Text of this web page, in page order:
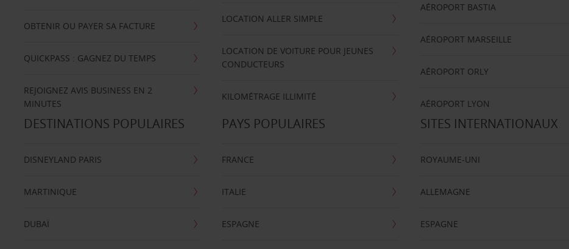
OBTENIR OU PAYER SA FACTURE
QUICKPASS : GAGNEZ DU TEMPS
REJOIGNEZ AVIS BUSINESS EN 2
MINUTES
LOCATION ALLER SIMPLE
LOCATION DE VOITURE POUR JEUNES
CONDUCTEURS
KILOMÉTRAGE ILLIMITÉ
AÉROPORT BASTIA
AÉROPORT MARSEILLE
AÉROPORT ORLY
AÉROPORT LYON
DESTINATIONS POPULAIRES
DISNEYLAND PARIS
MARTINIQUE
DUBAÏ
PAYS POPULAIRES
FRANCE
ITALIE
ESPAGNE
SITES INTERNATIONAUX
ROYAUME-UNI
ALLEMAGNE
ESPAGNE